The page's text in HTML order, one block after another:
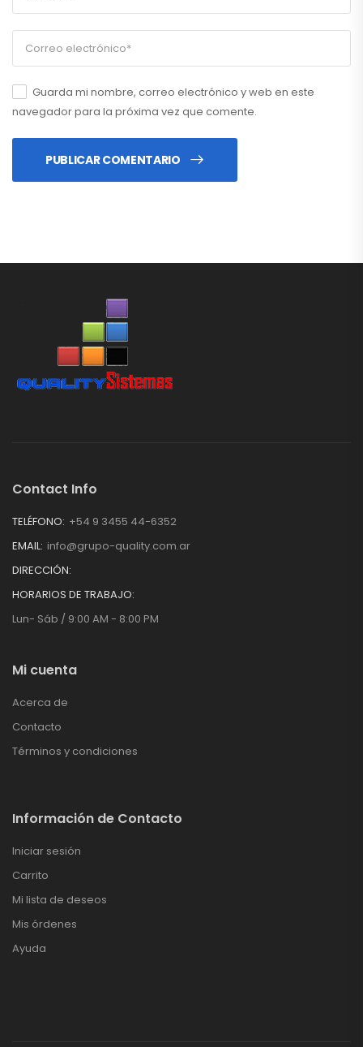
Guarda mi nombre, correo electrónico y web en este
navegador para la próxima vez que comente.
PUBLICAR COMENTARIO
Contact Info
TELÉFONO: +54 9 3455 44-6352
EMAIL: info@grupo-quality.com.ar
DIRECCIÓN:
HORARIOS DE TRABAJO:
Lun- Sáb / 9:00 AM - 8:00 PM
Mi cuenta
Acerca de
Contacto
Términos y condiciones
Información de Contacto
Iniciar sesión
Carrito
Mi lista de deseos
Mis órdenes
Ayuda